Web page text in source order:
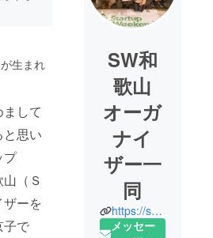
生まれ
して
思い
プ
（Ｓ
ーを
子で
SW和
歌山
オーガ
ナイ
ザー一
同
https://swwakayama.doorkeeper.jp/events/61569
メッセー